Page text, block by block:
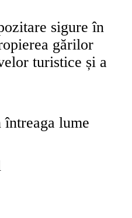
sigure în
gărilor
turistice și a
întreaga lume